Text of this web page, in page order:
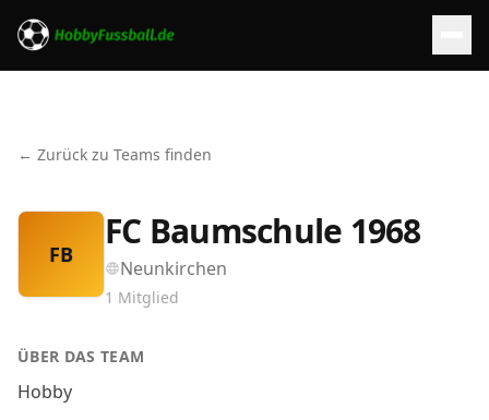
← Zurück zu Teams finden
FB
FC Baumschule 1968
Neunkirchen
1 Mitglied
ÜBER DAS TEAM
Hobby